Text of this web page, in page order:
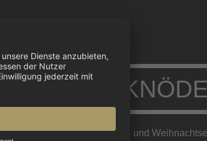
an das klassische Herbst- und